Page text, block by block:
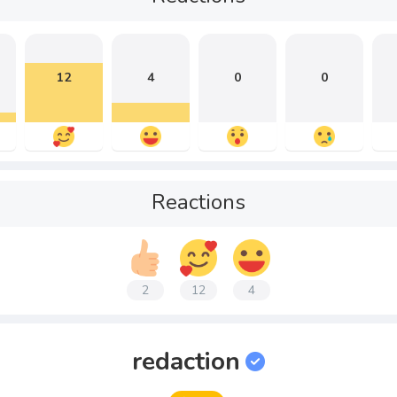
12 4 0 0
Reactions
2 12 4
redaction